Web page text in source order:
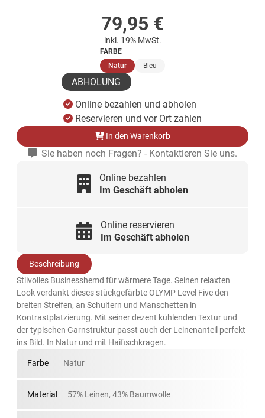
79,95 €
inkl. 19% MwSt.
FARBE
Natur(ausgewählt)
Bleu
ABHOLUNG
Online bezahlen und abholen
Reservieren und vor Ort zahlen
In den Warenkorb
Sie haben noch Fragen? - Kontaktieren Sie uns.
Online bezahlen
Im Geschäft abholen
Online reservieren
Im Geschäft abholen
Beschreibung
Stilvolles Businesshemd für wärmere Tage. Seinen relaxten
Look verdankt dieses stückgefärbte OLYMP Level Five den
breiten Streifen, an Schultern und Manschetten in
Kontrastplatzierung. Mit seiner dezent kühlenden Textur und
der typischen Garnstruktur passt auch der Leinenanteil perfekt
ins Bild. In Natur und mit Haifischkragen.
Farbe Natur
Material 57% Leinen, 43% Baumwolle